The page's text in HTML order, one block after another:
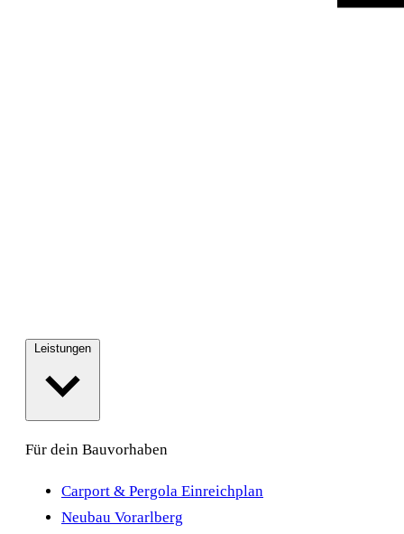
Für dein Bauvorhaben
Carport & Pergola Einreichplan
Neubau Vorarlberg